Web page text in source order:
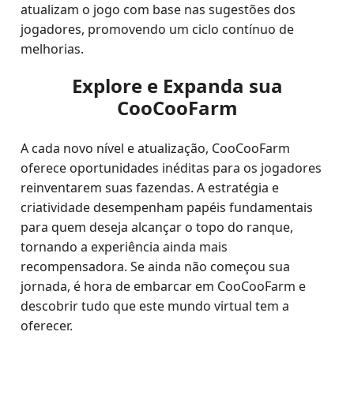
atualizam o jogo com base nas sugestões dos
jogadores, promovendo um ciclo contínuo de
melhorias.
Explore e Expanda sua
CooCooFarm
A cada novo nível e atualização, CooCooFarm
oferece oportunidades inéditas para os jogadores
reinventarem suas fazendas. A estratégia e
criatividade desempenham papéis fundamentais
para quem deseja alcançar o topo do ranque,
tornando a experiência ainda mais
recompensadora. Se ainda não começou sua
jornada, é hora de embarcar em CooCooFarm e
descobrir tudo que este mundo virtual tem a
oferecer.